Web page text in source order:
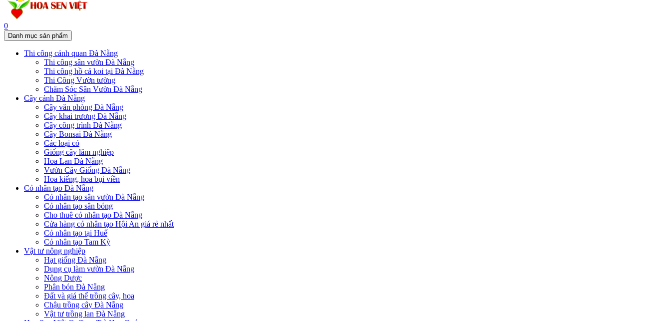
0
Danh mục sản phẩm
Thi công cảnh quan Đà Nẵng
Thi công sân vườn Đà Nẵng
Thi công hồ cá koi tại Đà Nẵng
Thi Công Vườn tường
Chăm Sóc Sân Vườn Đà Nẵng
Cây cảnh Đà Nẵng
Cây văn phòng Đà Nẵng
Cây khai trương Đà Nẵng
Cây công trình Đà Nẵng
Cây Bonsai Đà Nẵng
Các loại cỏ
Giống cây lâm nghiệp
Hoa Lan Đà Nẵng
Vườn Cây Giống Đà Nẵng
Hoa kiểng, hoa bụi viền
Cỏ nhân tạo Đà Nẵng
Cỏ nhân tạo sân vườn Đà Nẵng
Cỏ nhân tạo sân bóng
Cho thuê cỏ nhân tạo Đà Nẵng
Cửa hàng cỏ nhân tạo Hội An giá rẻ nhất
Cỏ nhân tạo tại Huế
Cỏ nhân tạo Tam Kỳ
Vật tư nông nghiệp
Hạt giống Đà Nẵng
Dụng cụ làm vườn Đà Nẵng
Nông Dược
Phân bón Đà Nẵng
Đất và giá thể trồng cây, hoa
Chậu trồng cây Đà Nẵng
Vật tư trồng lan Đà Nẵng